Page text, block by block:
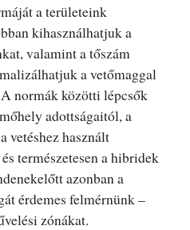
a területeink
kihasználhatjuk a
valamint a tőszám
a vetőmaggal
normák közötti lépcsők
adottságaitól, a
vetéshez használt
természetesen a hibridek
azonban a
érdemes felmérnünk –
zónákat.